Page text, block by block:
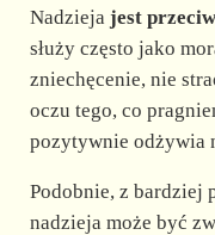
Nadzieja jest
służy często jako
zniechęcenie, nie
oczu tego, co
pozytywnie odżywia
Podobnie, z bardziej
nadzieja może być